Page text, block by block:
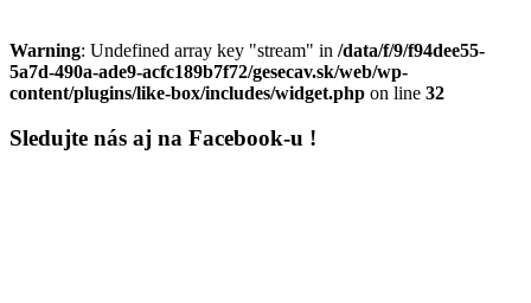
Warning: Undefined array key "stream" in /data/f/9/f94dee55-
5a7d-490a-ade9-acfc189b7f72/gesecav.sk/web/wp-
content/plugins/like-box/includes/widget.php on line 32
Sledujte nás aj na Facebook-u !